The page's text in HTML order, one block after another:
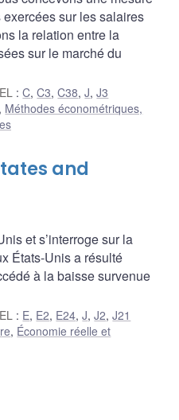
sur les salaires
la relation entre la
sur le marché du
:C,C3,C38,J,J3
, Méthodes économétriques,
and
et s’interroge sur la
États-Unis a résulté
à la baisse survenue
: E, E2, E24,J,J2,J21
, Économie réelle et